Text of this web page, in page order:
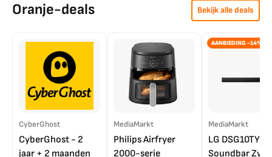
Oranje-deals Bekijk alle deals
CyberGhost
CyberGhost - 2
jaar + 2 maanden
MediaMarkt
Philips Airfryer
2000-serie
AANBIEDING -14%
MediaMarkt
LG DSG10TY
Soundbar